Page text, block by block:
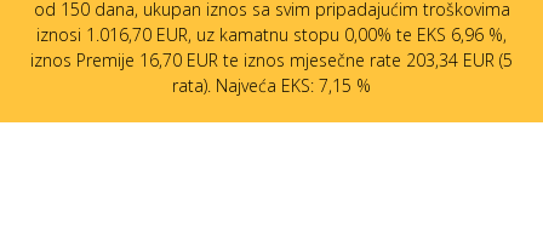
od 150 dana, ukupan iznos sa svim pripadajućim troškovima
iznosi 1.016,70 EUR, uz kamatnu stopu 0,00% te EKS 6,96 %,
iznos Premije 16,70 EUR te iznos mjesečne rate 203,34 EUR (5
rata). Najveća EKS: 7,15 %